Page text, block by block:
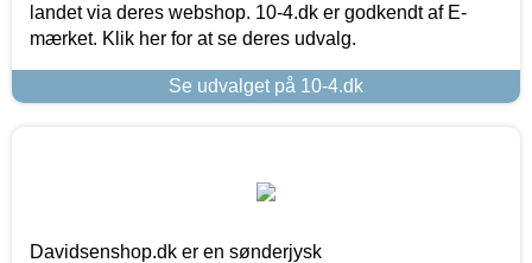
landet via deres webshop. 10-4.dk er godkendt af E-
mærket. Klik her for at se deres udvalg.
Se udvalget på 10-4.dk
Davidsenshop.dk er en sønderjysk